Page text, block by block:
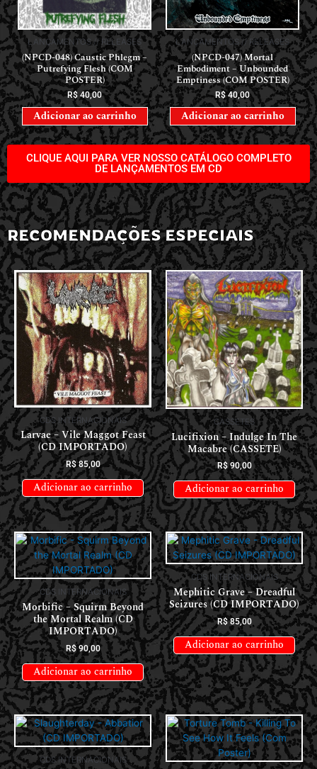
LANÇAMENTOS // RELEASES
(NPCD-048) Caustic Phlegm –
Putrefying Flesh (COM
POSTER)
R$ 40,00
Adicionar ao carrinho
LANÇAMENTOS // RELEASES
(NPCD-047) Mortal
Embodiment – Unbounded
Emptiness (COM POSTER)
R$40,00
Adicionar ao carrinho
CLIQUE AQUI PARA VER NOSSO CATÁLOGO COMPLETO
DE LANÇAMENTOS EM CD
RECOMENDAÇÕES ESPECIAIS
CDS INTERNACIONAIS
Larvae – Vile Maggot Feast
(CD IMPORTADO)
R$85,00
Adicionar ao carrinho
CASSETES
Lucifixion – Indulge In The
Macabre (CASSETE)
R$90,00
Adicionar ao carrinho
CDS INTERNACIONAIS
Morbific – Squirm Beyond
the Mortal Realm (CD
IMPORTADO)
R$90,00
Adicionar ao carrinho
CDS INTERNACIONAIS
Mephitic Grave – Dreadful
Seizures (CD IMPORTADO)
R$85,00
Adicionar ao carrinho
CDS INTERNACIONAIS